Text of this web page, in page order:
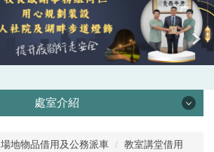
處室介紹
場地物品借用及公務派車
教室講堂借用